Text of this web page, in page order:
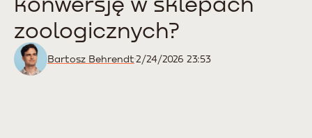
zoologicznych?
Bartosz Behrendt2/24/2026 23:53